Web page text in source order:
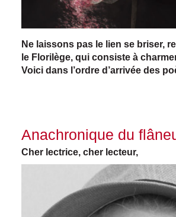
Ne laissons pas le lien se briser,
le Florilège, qui consiste à
Voici dans l’ordre d’arrivée des
Anachronique du
Cher lectrice, cher lecteur,